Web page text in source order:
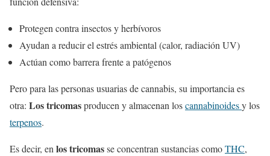
Protegen contra insectos y herbívoros
Ayudan a reducir el estrés ambiental (calor, radiación UV)
Actúan como barrera frente a patógenos
Pero para las personas usuarias de cannabis, su importancia es
otra: Los tricomasproducen y almacenan loscannabinoidesy los
terpenos.
Es decir, en los tricomasse concentran sustancias comoTHC,